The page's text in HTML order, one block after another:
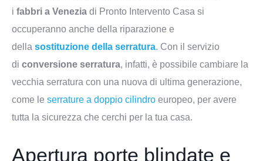
i fabbri a Venezia di Pronto Intervento Casa si
occuperanno anche della riparazione e
della sostituzione della serratura. Con il servizio
di conversione serratura, infatti, è possibile cambiare la
vecchia serratura con una nuova di ultima generazione,
come le serrature a doppio cilindro europeo, per avere
tutta la sicurezza che cerchi per la tua casa.
Apertura porte blindate e